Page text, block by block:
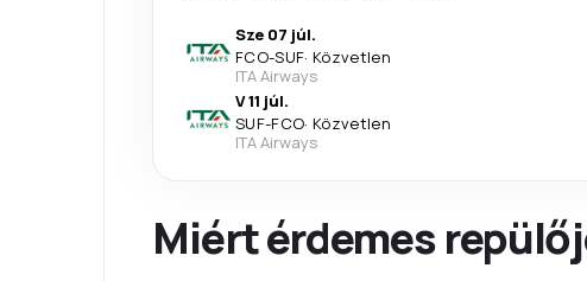
Sze 07 júl.
FCO-SUF· Közvetlen
ITA Airways
V 11 júl.
SUF-FCO· Közvetlen
ITA Airways
Miért érdemes